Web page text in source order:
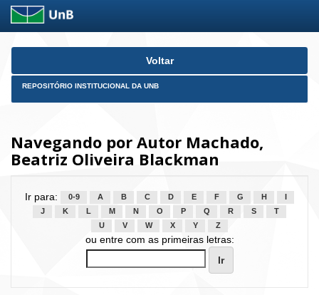
Skip
Voltar
REPOSITÓRIO INSTITUCIONAL DA UNB
Navegando por Autor Machado,
Beatriz Oliveira Blackman
Ir para: 0-9 A B C D E F G H
J
K L M N O P Q R S
T
U
V W X Y Z
ou entre com as primeiras letras: